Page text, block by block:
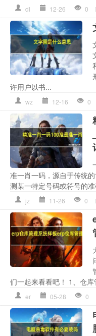
dl 12-26 0
许用户以书...
wz 12-16 0
准一肖一码，源自于传统
测某一特定号码或符号的
jz 11-26 0
们一起来看看吧！ 1、
er 05-28 0